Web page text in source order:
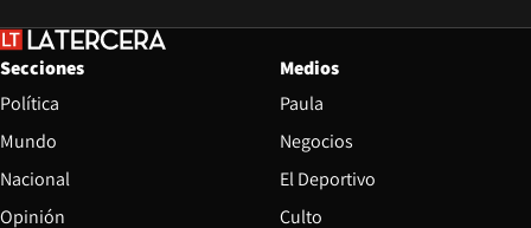
Secciones
Política
Mundo
Nacional
Opinión
Medios
Paula
Negocios
El Deportivo
Culto